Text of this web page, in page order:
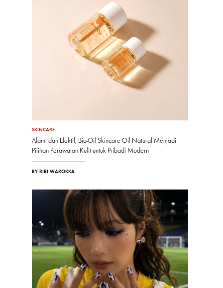
SKINCARE
Alami dan Efektif, Bio-Oil Skincare Oil Natural Menjadi
Pilihan Perawatan Kulit untuk Pribadi Modern
BY RIRI WAROKKA